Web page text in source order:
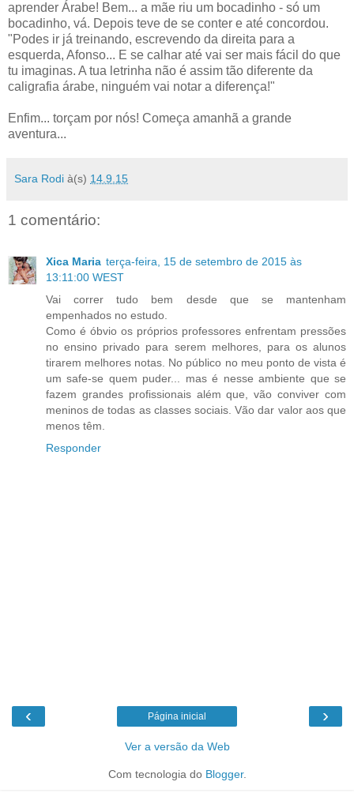
aprender Árabe! Bem... a mãe riu um bocadinho - só um
bocadinho, vá. Depois teve de se conter e até concordou.
"Podes ir já treinando, escrevendo da direita para a
esquerda, Afonso... E se calhar até vai ser mais fácil do que
tu imaginas. A tua letrinha não é assim tão diferente da
caligrafia árabe, ninguém vai notar a diferença!"
Enfim... torçam por nós! Começa amanhã a grande
aventura...
Sara Rodi à(s) 14.9.15
1 comentário:
Xica Maria terça-feira, 15 de setembro de 2015 às
13:11:00 WEST
Vai correr tudo bem desde que se mantenham
empenhados no estudo.
Como é óbvio os próprios professores enfrentam pressões
no ensino privado para serem melhores, para os alunos
tirarem melhores notas. No público no meu ponto de vista é
um safe-se quem puder... mas é nesse ambiente que se
fazem grandes profissionais além que, vão conviver com
meninos de todas as classes sociais. Vão dar valor aos que
menos têm.
Responder
‹ ›
Página inicial
Ver a versão da Web
Com tecnologia do Blogger.